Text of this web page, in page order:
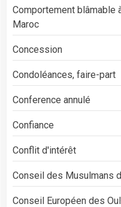
Comportement blâmable
Maroc
Concession
Condoléances, faire-part
Conference annulé
Confiance
Conflit d'intérêt
Conseil des Musulmans
Conseil Européen des